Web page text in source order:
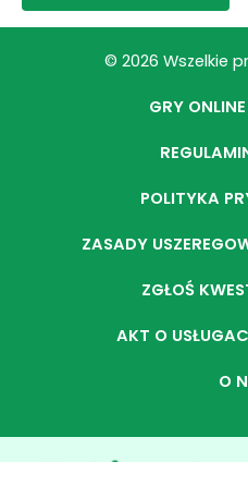
© 2026 Wszelkie
GRY
POLITYKA
ZASADY
ZGŁOŚ
AKT O
O